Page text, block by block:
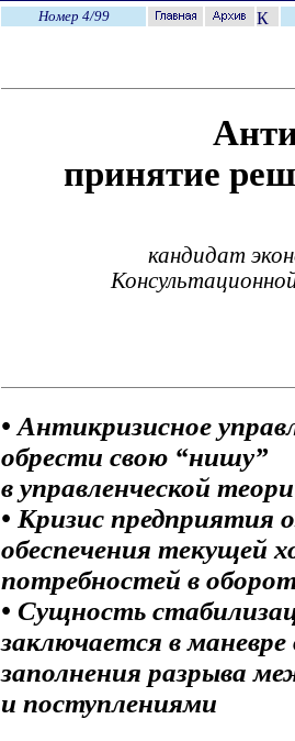
Номер 4/99
принятие
кандидат
• Антикризисное
обрести свою “нишу”
в управленческой
• Кризис предприятия
обеспечения текущей
потребностей в
• Сущность
заключается в
заполнения разрыва
и поступлениями